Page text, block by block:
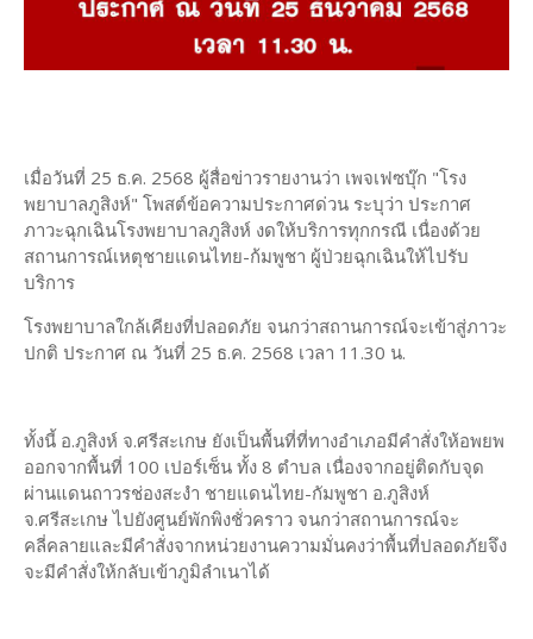
เมื่อวันที่ 25 ธ.ค. 2568 ผู้สื่อข่าวรายงานว่า เพจเฟซบุ๊ก "โรง
พยาบาลภูสิงห์" โพสต์ข้อความประกาศด่วน ระบุว่า ประกาศ
ภาวะฉุกเฉินโรงพยาบาลภูสิงห์ งดให้บริการทุกกรณี เนื่องด้วย
สถานการณ์เหตุชายแดนไทย-ก้มพูชา ผู้ป่วยฉุกเฉินให้ไปรับ
บริการ
โรงพยาบาลใกล้เคียงที่ปลอดภัย จนกว่าสถานการณ์จะเข้าสู่ภาวะ
ปกติ ประกาศ ณ วันที่ 25 ธ.ค. 2568 เวลา 11.30 น.
ทั้งนี้ อ.ภูสิงห์ จ.ศรีสะเกษ ยังเป็นพื้นที่ที่ทางอำเภอมีคำสั่งให้อพยพ
ออกจากพื้นที่ 100 เปอร์เซ็น ทั้ง 8 ตำบล เนื่องจากอยู่ติดกับจุด
ผ่านแดนถาวรช่องสะงำ ชายแดนไทย-กัมพูชา อ.ภูสิงห์
จ.ศรีสะเกษ ไปยังศูนย์พักพิงชั่วคราว จนกว่าสถานการณ์จะ
คลี่คลายและมีคำสั่งจากหน่วยงานความมั่นคงว่าพื้นที่ปลอดภัยจึง
จะมีคำสั่งให้กลับเข้าภูมิลำเนาได้